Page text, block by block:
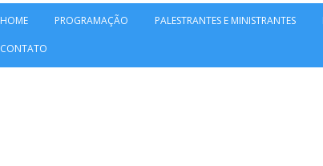
HOME PROGRAMAÇÃO PALESTRANTES E MINISTRANTES
CONTATO